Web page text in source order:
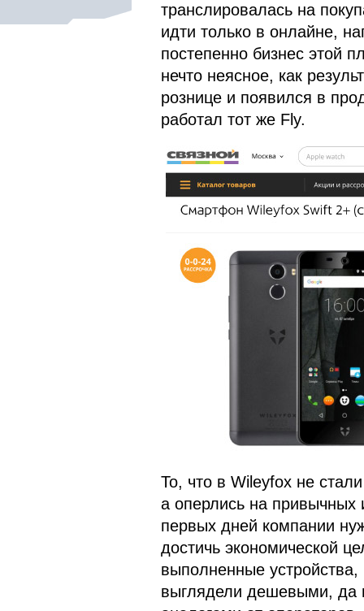
транслировалась на
идти только в онлайне,
постепенно бизнес этой
нечто неясное, как
рознице и появился в
работал тот же Fly.
То, что в Wileyfox не
а оперлись на привычных
первых дней компании
достичь экономической
выполненные
выглядели дешевыми, да